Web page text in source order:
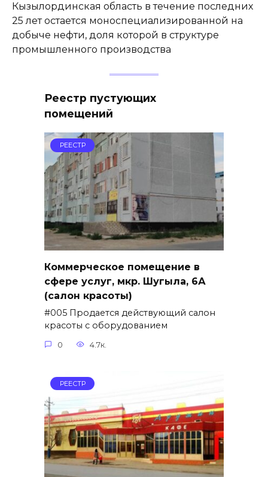
Кызылординская область в течение последних
25 лет остается моноспециализированной на
добыче нефти, доля которой в структуре
промышленного производства
Реестр пустующих
помещений
РЕЕСТР
Коммерческое помещение в
сфере услуг, мкр. Шугыла, 6А
(салон красоты)
#005 Продается действующий салон
красоты с оборудованием
0 4.7к.
РЕЕСТР